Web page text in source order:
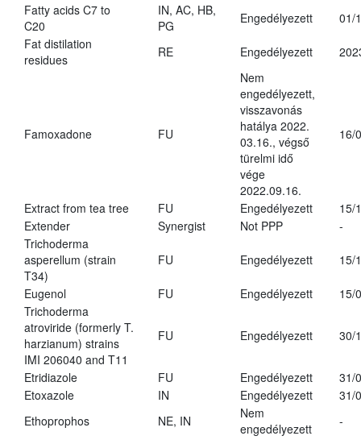
Fatty acids C7 to
C20
IN, AC, HB,
PG
Engedélyezett
01/
Fat distilation
residues
RE Engedélyezett
Famoxadone FU
Nem
engedélyezett,
visszavonás
hatálya 2022.
03.16., végső
türelmi idő
vége
2022.09.16.
16/
Extract from tea tree FU Engedélyezett
15/
Extender
Synergist Not PPP
-
Trichoderma
asperellum (strain
T34)
FU Engedélyezett 15/
Eugenol FU Engedélyezett
15/
Trichoderma
atroviride (formerly T.
harzianum) strains
IMI 206040 and T11
FU Engedélyezett 30/
Etridiazole FU Engedélyezett
31/
Etoxazole
IN Engedélyezett
31/
Ethoprophos
NE, IN
Nem
engedélyezett
-